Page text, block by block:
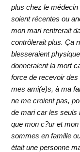
plus chez le médecin
soient récentes ou
mon mari rentrerait
contrôlerait plus. Ça
blesseraient
donneraient la mort
force de recevoir des
mes ami(e)s, à ma
ne me croient pas,
de mari car les seuls
que mon c?ur et
sommes en famille
était une personne